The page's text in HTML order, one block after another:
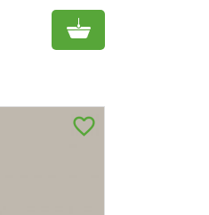
Add to cart
favorite_border